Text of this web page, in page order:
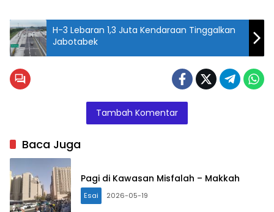
H-3 Lebaran 1,3 Juta Kendaraan Tinggalkan
Jabotabek
Tambah Komentar
Baca Juga
Pagi di Kawasan Misfalah – Makkah
Esai 2026-05-19